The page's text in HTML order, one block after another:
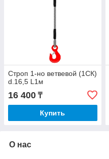
Строп 1-но ветвевой (1СК)
d.16,5 L1м
16 400 ₸
Купить
О нас